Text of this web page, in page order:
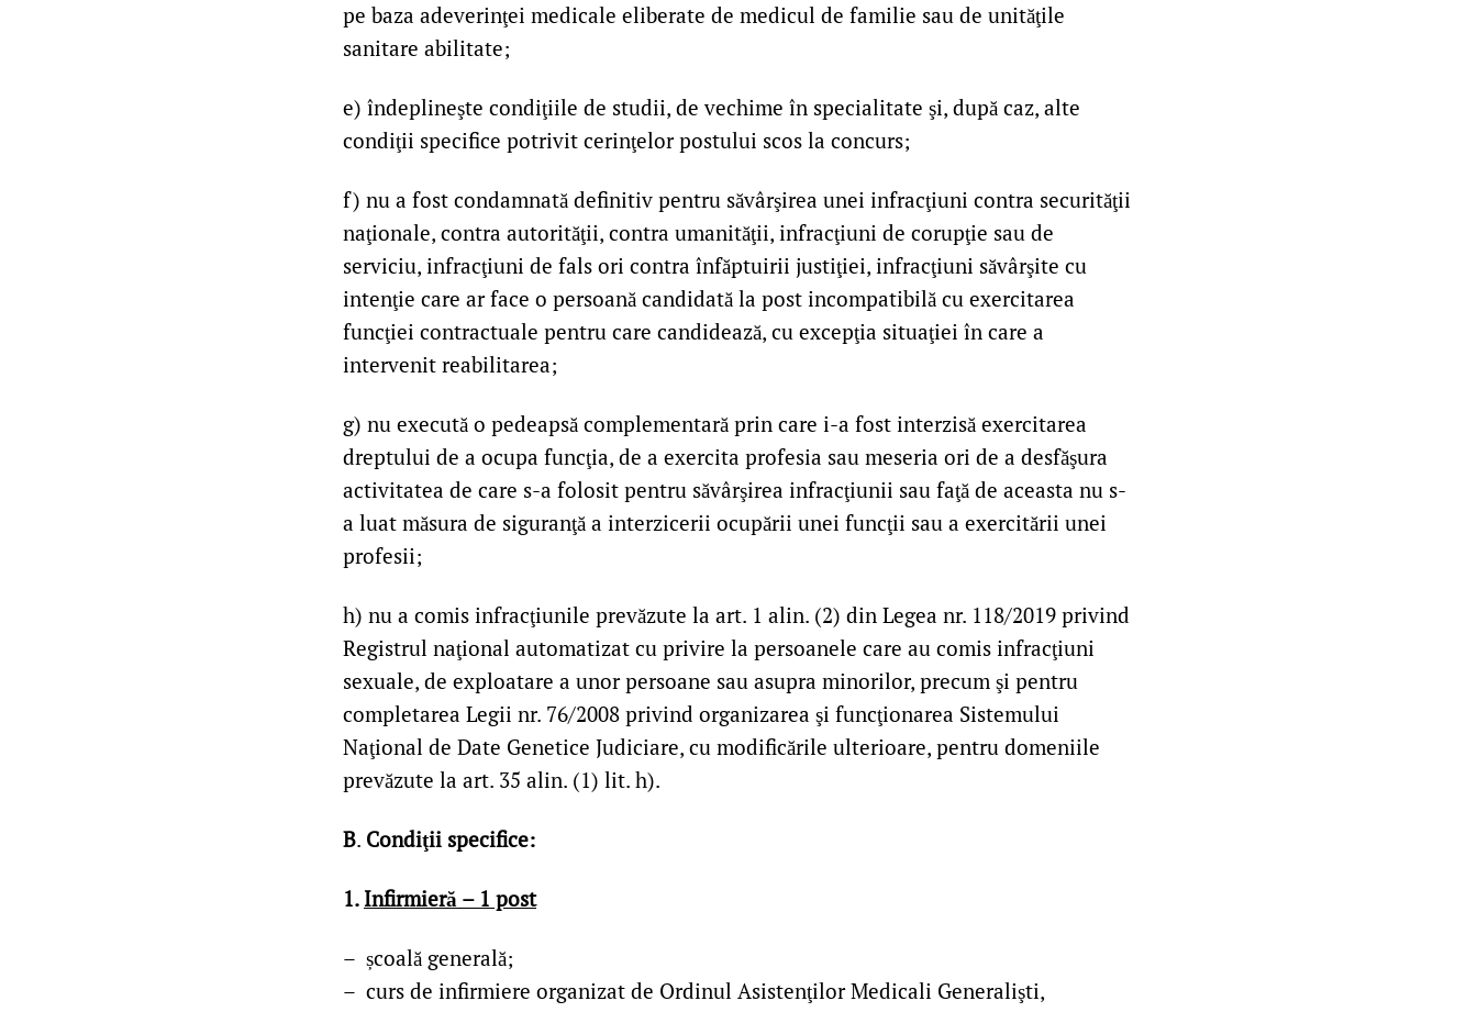
pe baza adeverinţei medicale eliberate de medicul de familie sau de unităţile
sanitare abilitate;
e) îndeplineşte condiţiile de studii, de vechime în specialitate şi, după caz, alte
condiţii specifice potrivit cerinţelor postului scos la concurs;
f) nu a fost condamnată definitiv pentru săvârşirea unei infracţiuni contra securităţii
naţionale, contra autorităţii, contra umanităţii, infracţiuni de corupţie sau de
serviciu, infracţiuni de fals ori contra înfăptuirii justiţiei, infracţiuni săvârşite cu
intenţie care ar face o persoană candidată la post incompatibilă cu exercitarea
funcţiei contractuale pentru care candidează, cu excepţia situaţiei în care a
intervenit reabilitarea;
g) nu execută o pedeapsă complementară prin care i-a fost interzisă exercitarea
dreptului de a ocupa funcţia, de a exercita profesia sau meseria ori de a desfăşura
activitatea de care s-a folosit pentru săvârşirea infracţiunii sau faţă de aceasta nu s-
a luat măsura de siguranţă a interzicerii ocupării unei funcţii sau a exercitării unei
profesii;
h) nu a comis infracţiunile prevăzute la art. 1 alin. (2) din Legea nr. 118/2019 privind
Registrul naţional automatizat cu privire la persoanele care au comis infracţiuni
sexuale, de exploatare a unor persoane sau asupra minorilor, precum şi pentru
completarea Legii nr. 76/2008 privind organizarea şi funcţionarea Sistemului
Naţional de Date Genetice Judiciare, cu modificările ulterioare, pentru domeniile
prevăzute la art. 35 alin. (1) lit. h).
B. Condiţii specifice:
1.Infirmieră – 1 post
– școală generală;
– curs de infirmiere organizat de Ordinul Asistenţilor Medicali Generalişti,